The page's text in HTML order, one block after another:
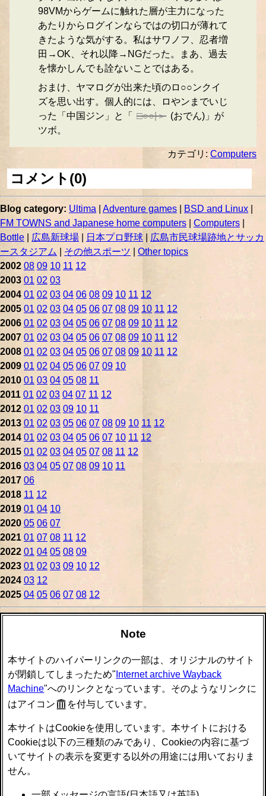
98VMからゲームに触れた層が主力になった
あたりからログインならではの切口が薄れて
きたような気がする。私はサワノフ、忍者増
田→OK、それ以降→NGだった。まあ、過去
を懐かしんでも詮ないことではある。
おまけ、ヤマログが出来た頃のロ○○ンクイ
ズを思い出す。個人的には、ロやンまでいじ
った「中国ジン」と「
□○○|＞ (おでん)」が
ツボ。
カテゴリ: Computers
コメント(0)
Blog category: Ultima Adventure games BSD and Linux
FM TOWNS and Japanese home computers
Computers
Bottle
広島新球場 日本プロ野球
広島市民球場跡地とサッカ
ースタジアム
その他スポーツ
Other topics
2002 08 09 10 11 12
2003 01 02 03
2004 01 02 03 04 06 08 09 10 11 12
2005 01 02 03 04 05 06 07 08 09 10 11 12
2006 01 02 03 04 05 06 07 08 09 10 11 12
2007 01 02 03 04 05 06 07 08 09 10 11 12
2008 01 02 03 04 05 06 07 08 09 10 11 12
2009 01 02 04 05 06 07 09 10
2010 01 03 04 05 08 11
2011 01 02 03 04 07 11 12
2012 01 02 03 09 10 11
2013 01 02 03 05 06 07 08 09 10 11 12
2014 01 02 03 04 05 06 07 10 11 12
2015 01 02 03 04 05 07 08 11 12
2016 03 04 05 07 08 09 10 11
2017 06
2018 11 12
2019 01 04 10
2020 05 06 07
2021 01 07 08 11 12
2022 01 04 05 08 09
2023 01 02 03 09 10 12
2024 03 12
2025 04 05 06 07 08 12
Note
本サイトのハイパーリンクの一部は、オリジナルのサイト
が閉鎖してしまったため" Internet archive Wayback
Machine"へのリンクとなっています。そのようなリンクに
はアイコン
を付与しています。
本サイトはCookieを使用しています。本サイトにおける
Cookieは以下の三種類のみであり、Cookieの内容に基づ
いてサイトの表示を変更する以外の用途には用いておりま
せん。